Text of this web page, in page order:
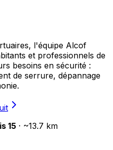
l'équipe Alcof
et professionnels de
besoins en sécurité :
de serrure, dépannage
15 · ~13.7 km